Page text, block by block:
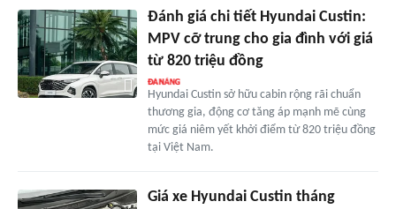
Đánh giá chi tiết Hyundai Custin:
MPV cỡ trung cho gia đình với giá
từ 820 triệu đồng
Hyundai Custin sở hữu cabin rộng rãi chuẩn
thương gia, động cơ tăng áp mạnh mẽ cùng
mức giá niêm yết khởi điểm từ 820 triệu đồng
tại Việt Nam.
Giá xe Hyundai Custin tháng